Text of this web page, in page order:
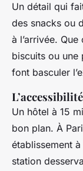
Un détail qui
des snacks ou
à l’arrivée.
biscuits ou une
font basculer
Un hôtel à 15
bon plan. À
établissement
station